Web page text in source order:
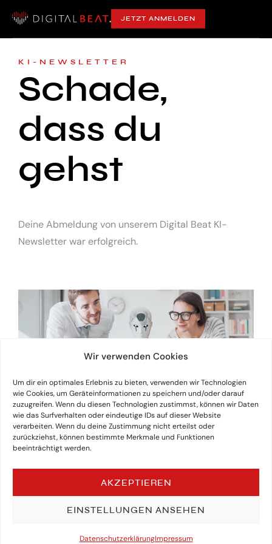
Wir verwenden Cookies
Um dir ein optimales Erlebnis zu bieten, verwenden wir Technologien
wie Cookies, um Geräteinformationen zu speichern und/oder darauf
zuzugreifen. Wenn du diesen Technologien zustimmst, können wir Daten
wie das Surfverhalten oder eindeutige IDs auf dieser Website
verarbeiten. Wenn du deine Zustimmung nicht erteilst oder
zurückziehst, können bestimmte Merkmale und Funktionen
beeinträchtigt werden.
AKZEPTIEREN
EINSTELLUNGEN ANSEHEN
DatenschutzerklärungImpressum
JETZT ANMELDEN
KI-NEWSLETTER
Schade,
dass du
gehst
Deine Abmeldung von unserem Digital Beat KI-
Newsletter war erfolgreich.